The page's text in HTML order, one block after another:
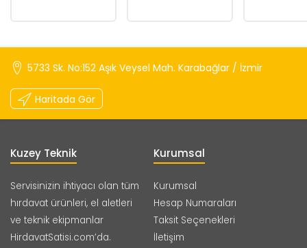
5733 Sk. No:152 Aşık Veysel Mah. Karabağlar / İzmir
Haritada Gör
Kuzey Teknik
Servisinizin ihtiyacı olan tüm
hırdavat ürünleri, el aletleri
ve teknik ekipmanlar
HirdavatSatisi.com’da.
Kurumsal
Kurumsal
Hesap Numaraları
Taksit Seçenekleri
İletişim